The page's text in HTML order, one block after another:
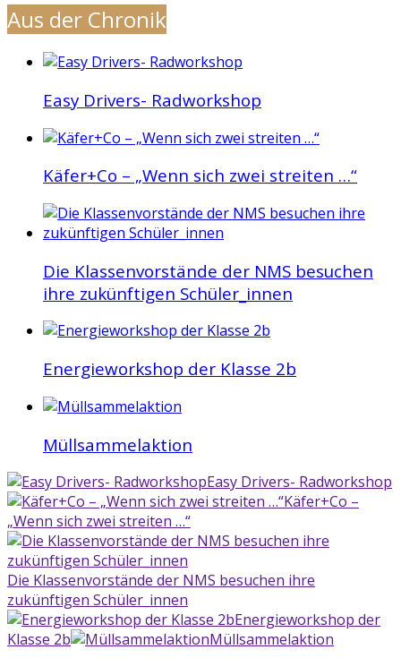
Aus der Chronik
Easy Drivers- Radworkshop
Käfer+Co – „Wenn sich zwei streiten …“
Die Klassenvorstände der NMS besuchen
ihre zukünftigen Schüler_innen
Energieworkshop der Klasse 2b
Müllsammelaktion
Easy Drivers- Radworkshop
Käfer+Co –
„Wenn sich zwei streiten …“
Die Klassenvorstände der NMS besuchen ihre
zukünftigen Schüler_innen
Energieworkshop der
Klasse 2b
Müllsammelaktion